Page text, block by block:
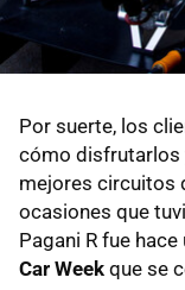
Por suerte, los
cómo disfrutarlos
mejores circuitos
ocasiones que
Pagani R fue
Car Week que se